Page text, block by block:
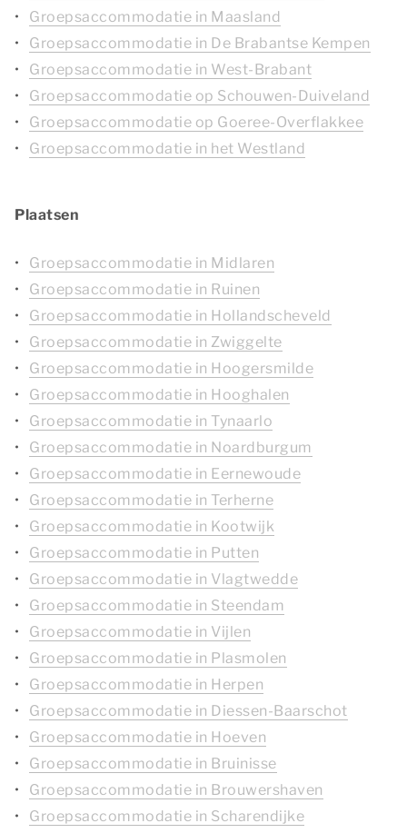
Groepsaccommodatie in Maasland
Groepsaccommodatie in De Brabantse Kempen
Groepsaccommodatie in West-Brabant
Groepsaccommodatie op Schouwen-Duiveland
Groepsaccommodatie op Goeree-Overflakkee
Groepsaccommodatie in het Westland
Plaatsen
Groepsaccommodatie in Midlaren
Groepsaccommodatie in Ruinen
Groepsaccommodatie in Hollandscheveld
Groepsaccommodatie in Zwiggelte
Groepsaccommodatie in Hoogersmilde
Groepsaccommodatie in Hooghalen
Groepsaccommodatie in Tynaarlo
Groepsaccommodatie in Noardburgum
Groepsaccommodatie in Eernewoude
Groepsaccommodatie in Terherne
Groepsaccommodatie in Kootwijk
Groepsaccommodatie in Putten
Groepsaccommodatie in Vlagtwedde
Groepsaccommodatie in Steendam
Groepsaccommodatie in Vijlen
Groepsaccommodatie in Plasmolen
Groepsaccommodatie in Herpen
Groepsaccommodatie in Diessen-Baarschot
Groepsaccommodatie in Hoeven
Groepsaccommodatie in Bruinisse
Groepsaccommodatie in Brouwershaven
Groepsaccommodatie in Scharendijke